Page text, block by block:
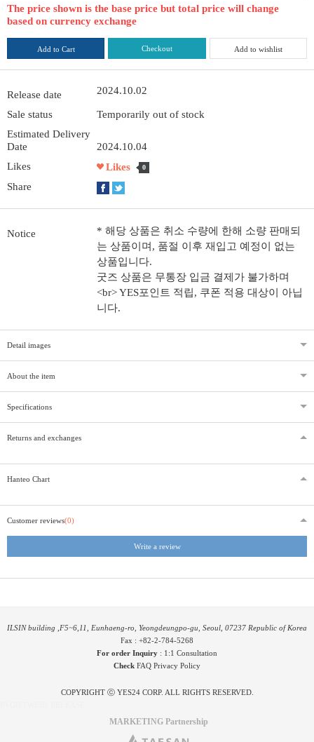
The price shown is the base price but total price will change
based on currency exchange
Add to Cart Checkout Add to wishlist
Release date 2024.10.02
Sale status
Temporarily out of stock
Estimated Delivery
Date
2024.10.04
Likes
Likes 0
Share
Notice
* 해당 상품은 취소 수량에 한해 소량 판매되
는 상품이며, 품절 이후 재입고 예정이 없는
상품입니다.
굿즈 상품은 무통장 입금 결제가 불가하며
<br> YES포인트 적립, 쿠폰 적용 대상이 아닙
니다.
Detail images
About the item
Specifications
Returns and exchanges
Hanteo Chart
Customer reviews(0)
Write a review
ILSIN building ,F5~6,11, Eunhaeng-ro, Yeongdeungpo-gu, Seoul, 07237 Republic of Korea
Fax : +82-2-784-5268
For order Inquiry : 1:1 Consultation
Check FAQ Privacy Policy
COPYRIGHT ⓒ YES24 CORP. ALL RIGHTS RESERVED.
MARKETING Partnership